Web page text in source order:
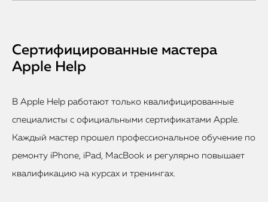
Сертифицированные мастера
Apple Help
В Apple Help работают только квалифицированные
специалисты с официальными сертификатами Apple.
Каждый мастер прошел профессиональное обучение по
ремонту iPhone, iPad, MacBook и регулярно повышает
квалификацию на курсах и тренингах.